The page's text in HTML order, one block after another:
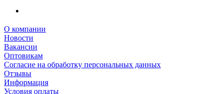
О компании
Новости
Вакансии
Оптовикам
Cогласие на обработку персональных данных
Отзывы
Информация
Условия оплаты